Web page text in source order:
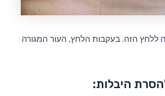
ללחץ הזה. בעקבות הלחץ, העור המגורה
היבלות: